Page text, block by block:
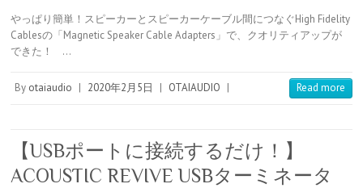
n
t
e
s
t
m
b
l
t
e
n
c
k
e
n
e
r
n
やっぱり簡単！スピーカーとスピーカーケーブル間につなぐHigh Fidelity
Cablesの「Magnetic Speaker Cable Adapters」で、クオリティアップが
できた！ …
By otaiaudio 2020年2月5日 OTAIAUDIO Read more
【USBポートに接続するだけ！】
ACOUSTIC REVIVE USBターミネータ